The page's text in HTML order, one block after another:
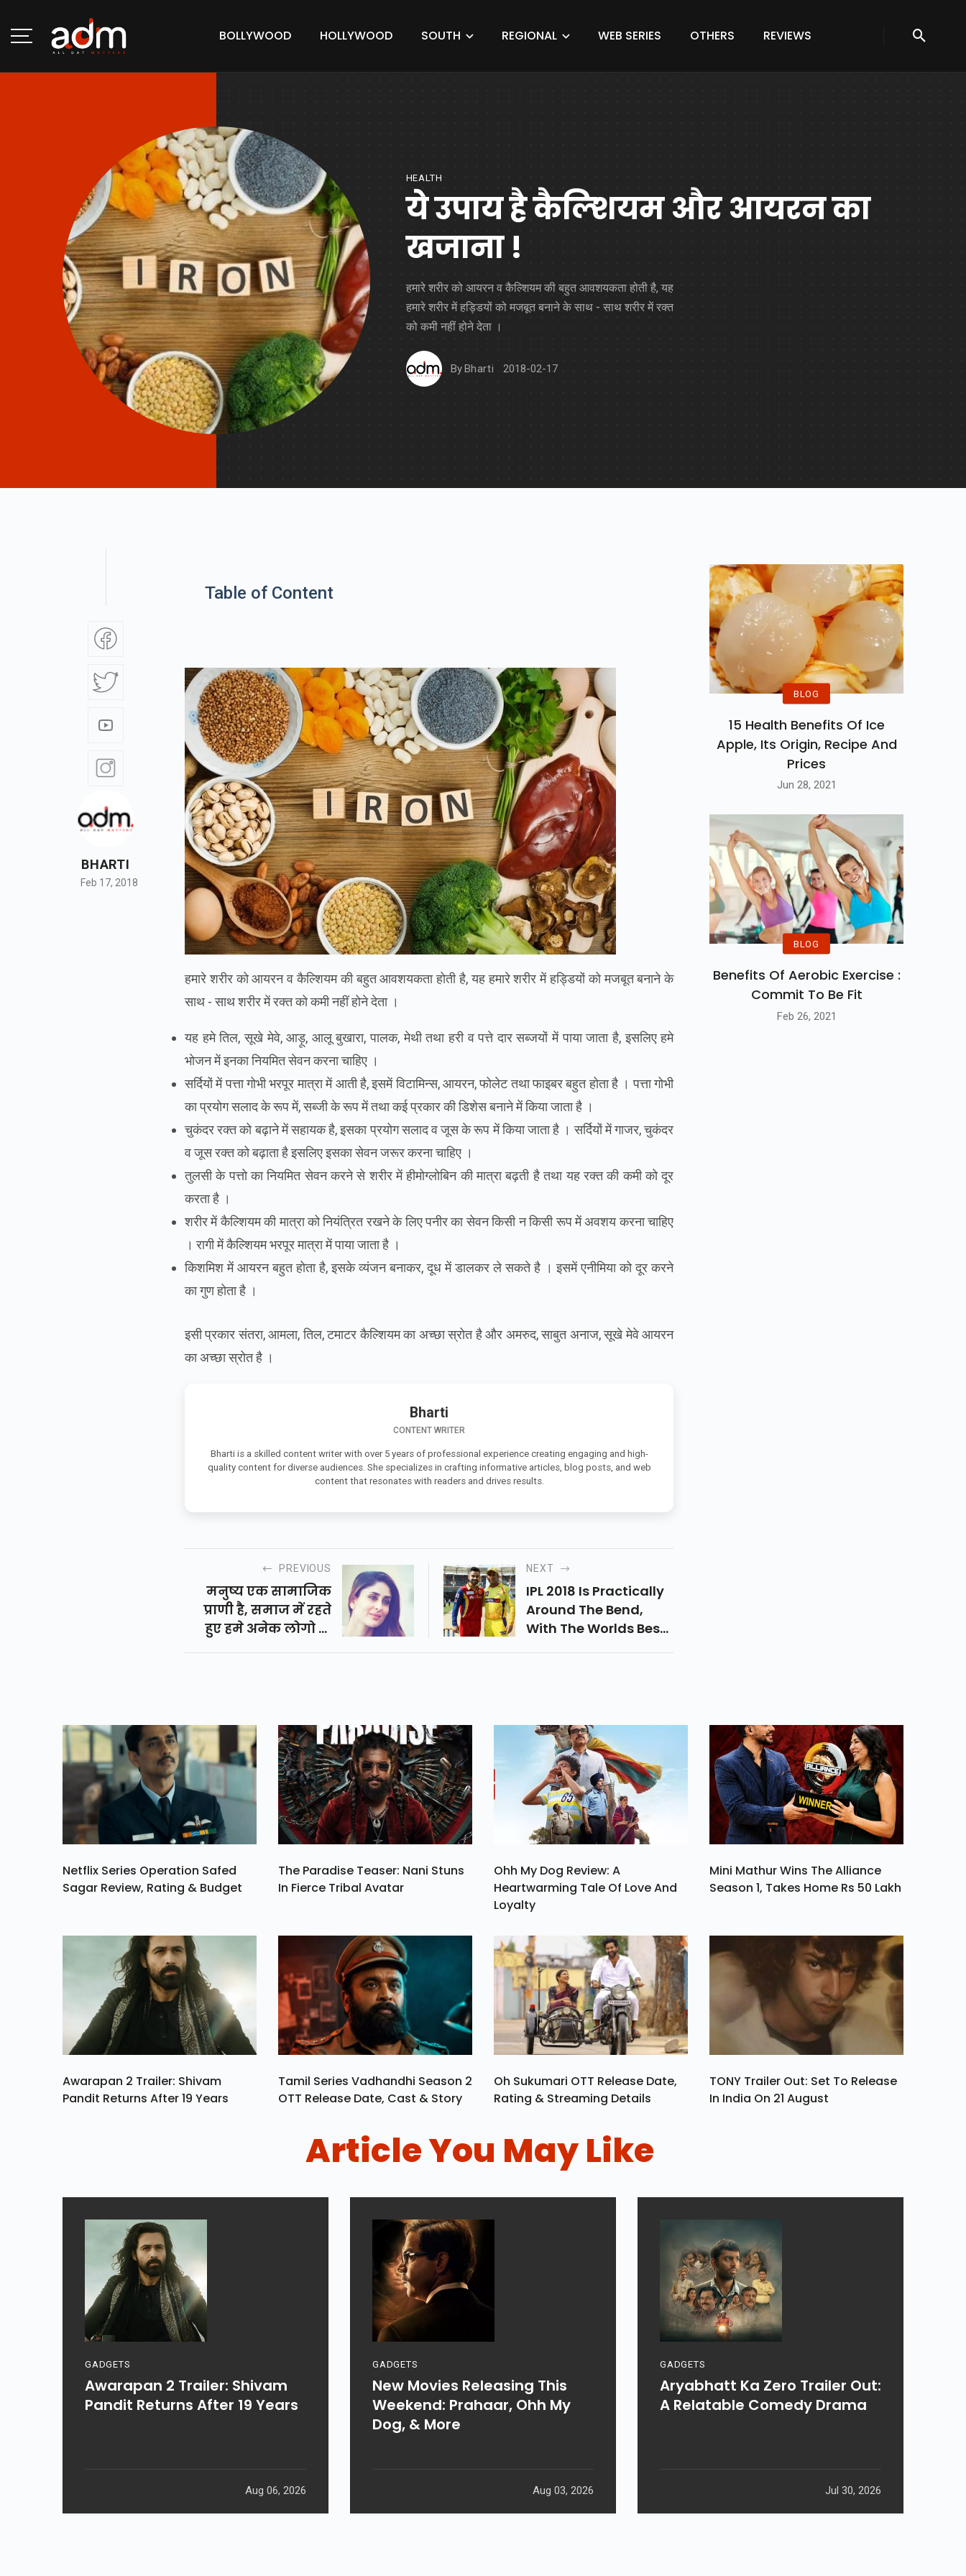
BOLLYWOOD HOLLYWOOD SOUTH REGIONAL WEB SERIES OTHERS REVIEWS
HEALTH
ये उपाय है कैल्शियम और आयरन का
खजाना !
हमारे शरीर को आयरन व कैल्शियम की बहुत आवशयकता होती है, यह
हमारे शरीर में हड्डियों को मजबूत बनाने के साथ - साथ शरीर में रक्त
को कमी नहीं होने देता ।
ByBharti 2018-02-17
BHARTI
Feb 17, 2018
Table of Content
हमारे शरीर को आयरन व कैल्शियम की बहुत आवशयकता होती है,यह हमारे शरीर में हड्डियों को मजबूत बनाने के
साथ -साथशरीरमेंरक्तकोकमीनहींहोनेदेता ।
यह हमे तिल,सूखे मेवे,आड़ू, आलू बुखारा,पालक,मेथी तथा हरी व पत्ते दार सब्जयों में पाया जाता है,इसलिए हमे
भोजनमेंइनकानियमितसेवनकरनाचाहिए ।
सर्दियों में पत्ता गोभी भरपूर मात्रा में आती है,इसमें विटामिन्स,आयरन,फोलेट तथा फाइबर बहुत होता है । पत्ता गोभी
काप्रयोगसलादकेरूपमें,सब्जीकेरूपमेंतथाकईप्रकारकीडिशेसबनानेमेंकियाजाताहै ।
चुकंदररक्तकोबढ़ानेमेंसहायकहै,इसकाप्रयोगसलादवजूसकेरूप मेंकियाजाताहै । सर्दियोंमेंगाजर,चुकंदर
वजूसरक्तकोबढ़ाताहैइसलिएइसकासेवनजरूरकरनाचाहिए ।
तुलसी के पत्तो का नियमित सेवन करने से शरीर में हीमोग्लोबिन की मात्रा बढ़ती है तथा यह रक्त की कमी को दूर
करताहै ।
शरीर में कैल्शियम की मात्रा को नियंत्रित रखने के लिए पनीर का सेवन किसी न किसी रूप में अवशय करना चाहिए
। रागीमेंकैल्शियमभरपूरमात्रामेंपायाजाताहै ।
किशमिश में आयरन बहुत होता है,इसके व्यंजन बनाकर,दूध में डालकर ले सकते है । इसमें एनीमिया को दूर करने
कागुणहोताहै ।
इसी प्रकार संतरा,आमला,तिल,टमाटर कैल्शियम का अच्छा स्रोत है और अमरुद,साबुत अनाज,सूखे मेवे आयरन
काअच्छास्रोतहै ।
Bharti
CONTENT WRITER
Bharti is a skilled content writer with over 5 years of professional experience creating engaging and high-
quality content for diverse audiences. She specializes in crafting informative articles, blog posts, and web
content that resonates with readers and drives results.
PREVIOUS
मनुष्य एक सामाजिक
प्राणी है, समाज में रहते
हुए हमे अनेक लोगो के
NEXT
IPL 2018 Is Practically
Around The Bend,
With The Worlds Best
Tournament.
BLOG
15 Health Benefits Of Ice
Apple, Its Origin, Recipe And
Prices
Jun 28, 2021
BLOG
Benefits Of Aerobic Exercise :
Commit To Be Fit
Feb 26, 2021
Netflix Series Operation Safed
Sagar Review, Rating & Budget
The Paradise Teaser: Nani Stuns
In Fierce Tribal Avatar
Ohh My Dog Review: A
Heartwarming Tale Of Love And
Loyalty
Mini Mathur Wins The Alliance
Season 1, Takes Home Rs 50 Lakh
Awarapan 2 Trailer: Shivam
Pandit Returns After 19 Years
Tamil Series Vadhandhi Season 2
OTT Release Date, Cast & Story
Oh Sukumari OTT Release Date,
Rating & Streaming Details
TONY Trailer Out: Set To Release
In India On 21 August
Article You May Like
GADGETS
Awarapan 2 Trailer: Shivam
Pandit Returns After 19 Years
Aug 06, 2026
GADGETS
New Movies Releasing This
Weekend: Prahaar, Ohh My
Dog, & More
Aug 03, 2026
GADGETS
Aryabhatt Ka Zero Trailer Out:
A Relatable Comedy Drama
Jul 30, 2026